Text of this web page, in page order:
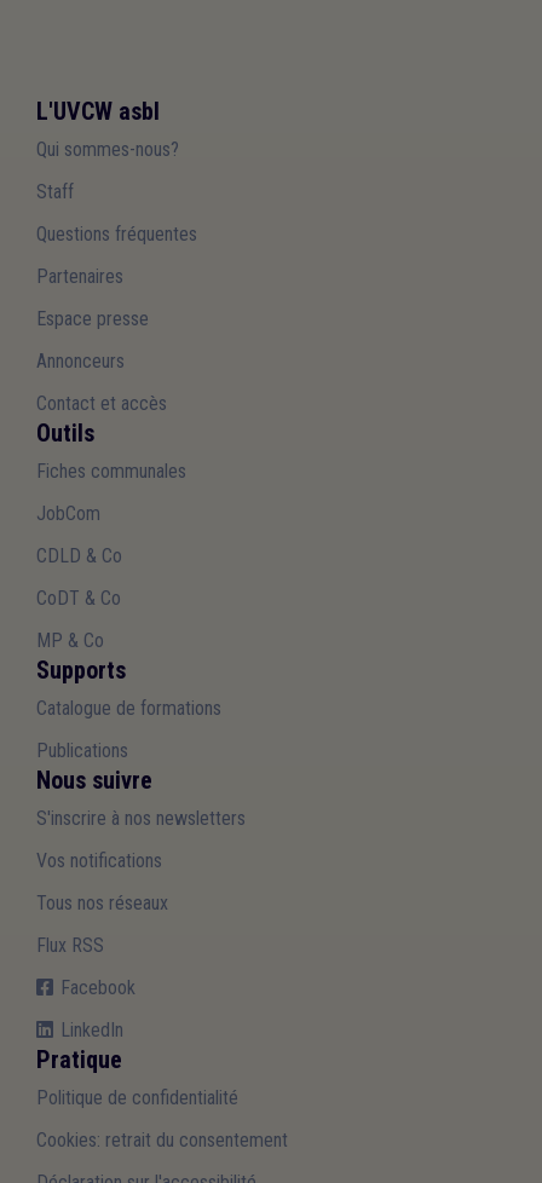
L'UVCW asbl
Qui sommes-nous?
Staff
Questions fréquentes
Partenaires
Espace presse
Annonceurs
Contact et accès
Outils
Fiches communales
JobCom
CDLD & Co
CoDT & Co
MP & Co
Supports
Catalogue de formations
Publications
Nous suivre
S'inscrire à nos newsletters
Vos notifications
Tous nos réseaux
Flux RSS
Facebook
LinkedIn
Pratique
Politique de confidentialité
Cookies: retrait du consentement